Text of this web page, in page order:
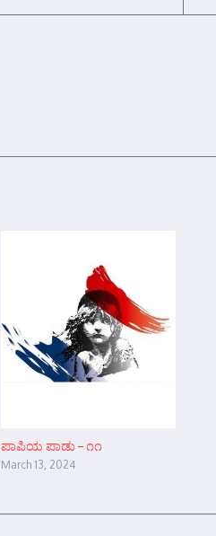
ಪಾಪಿಯ ಪಾಡು – ೧೧
March 13, 2024